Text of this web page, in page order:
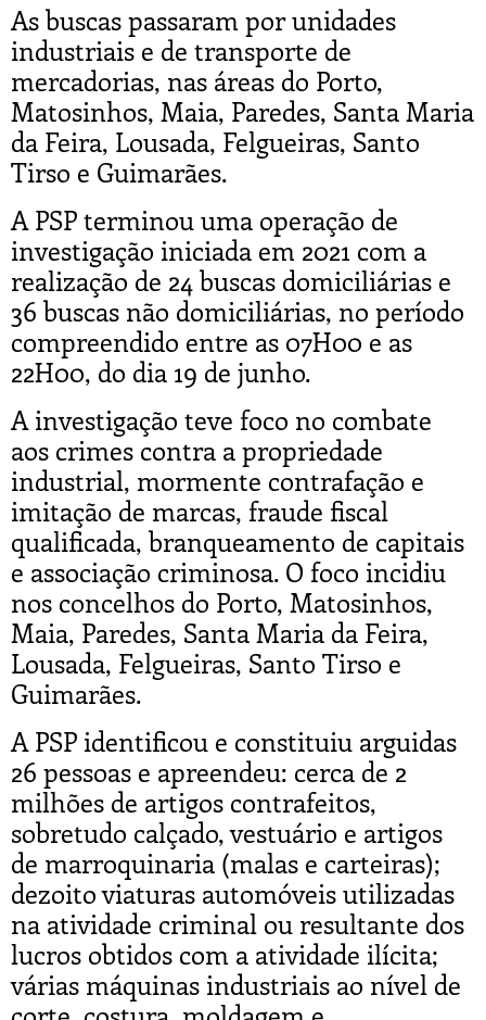
As buscas passaram por unidades
industriais e de transporte de
mercadorias, nas áreas do Porto,
Matosinhos, Maia, Paredes, Santa Maria
da Feira, Lousada, Felgueiras, Santo
Tirso e Guimarães.
A PSP terminou uma operação de
investigação iniciada em 2021 com a
realização de 24 buscas domiciliárias e
36 buscas não domiciliárias, no período
compreendido entre as 07H00 e as
22H00, do dia 19 de junho.
A investigação teve foco no combate
aos crimes contra a propriedade
industrial, mormente contrafação e
imitação de marcas, fraude fiscal
qualificada, branqueamento de capitais
e associação criminosa. O foco incidiu
nos concelhos do Porto, Matosinhos,
Maia, Paredes, Santa Maria da Feira,
Lousada, Felgueiras, Santo Tirso e
Guimarães.
A PSP identificou e constituiu arguidas
26 pessoas e apreendeu: cerca de 2
milhões de artigos contrafeitos,
sobretudo calçado, vestuário e artigos
de marroquinaria (malas e carteiras);
dezoito viaturas automóveis utilizadas
na atividade criminal ou resultante dos
lucros obtidos com a atividade ilícita;
várias máquinas industriais ao nível de